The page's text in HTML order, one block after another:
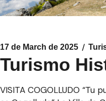
17 de March de 2025
Turismo
VISITA COGOLLUDO